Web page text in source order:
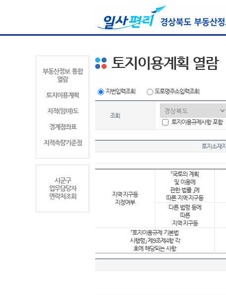
부동산정보 통합
열람
토지이용계획
지적(임야)도
경계점좌표
지적측량기준점
시군구
업무담당자
연락처조회
토지이용계획 열람
지번입력조회 도로명주소입력조회
조회
토지이용규제사항 포함
토지소재지
지역·지구등
지정여부
「국토의 계획
및 이용에
관한 법률 」에
따른 지역·지구등
다른 법령 등에
따른
지역·지구등
「토지이용규제 기본법
시행령」 제9조제4항 각
호에 해당되는 사항